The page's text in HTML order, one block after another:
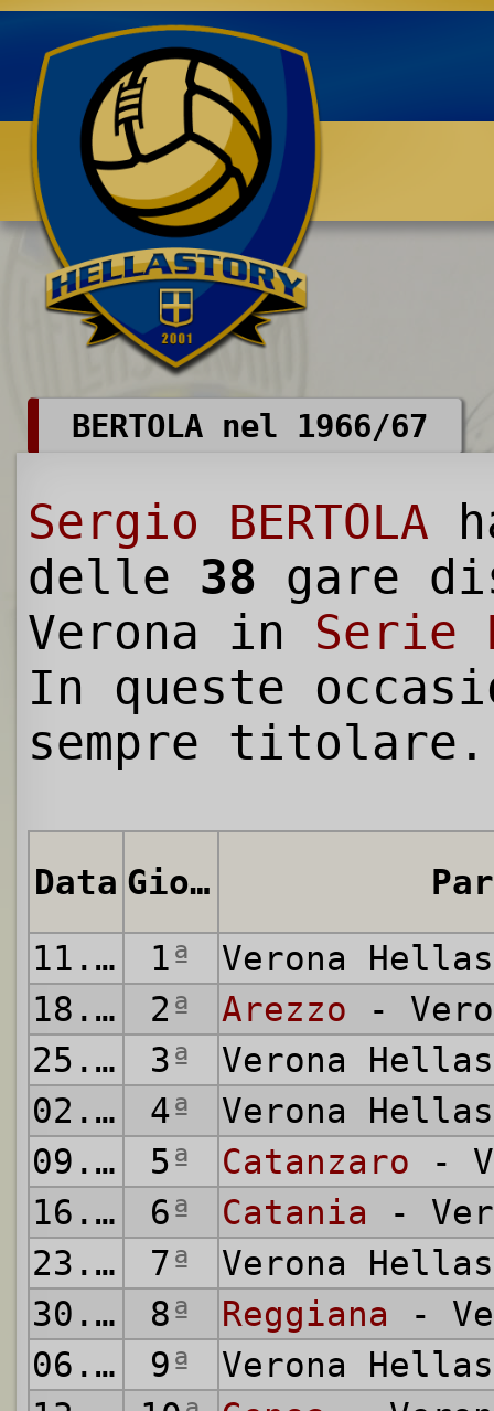
Benvenuti su HELLASTORY.net
BERTOLA nel 1966/67
Sergio BERTOLA
delle 38 gare
Verona in Serie
In queste
sempre titolare.
Data Giornata
11.09.1966
1ª
Verona
18.09.1966
2ª Arezzo -
25.09.1966
3ª
Verona
02.10.1966
4ª
Verona
09.10.1966
5ª Catanzaro -
16.10.1966
6ª Catania -
23.10.1966
7ª
Verona
30.10.1966
8ª Reggiana -
06.11.1966
9ª
Verona